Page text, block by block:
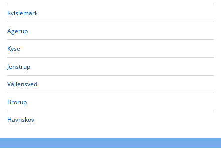
Kvislemark
Agerup
Kyse
Jenstrup
Vallensved
Brorup
Havnskov